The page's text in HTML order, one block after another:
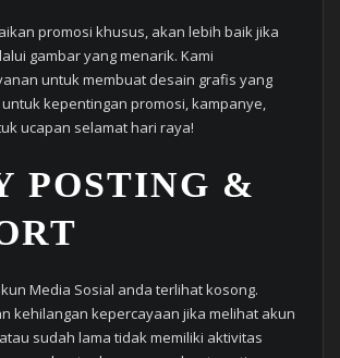
promosi khusus, akan lebih baik jika
gambar yang menarik. Kami
untuk membuat desain grafis yang
kepentingan promosi, kampanye,
ucapan selamat hari raya!
POSTING &
Media Sosial anda terlihat kosong.
kehilangan kepercayaan jika melihat akun
sudah lama tidak memiliki aktivitas